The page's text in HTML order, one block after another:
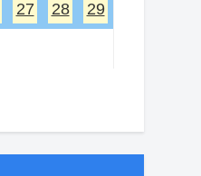
27 28 29